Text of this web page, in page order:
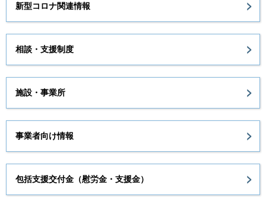
新型コロナ関連情報
相談・支援制度
施設・事業所
事業者向け情報
包括支援交付金（慰労金・支援金）